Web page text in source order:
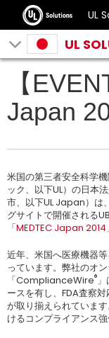
UL
UL
【
Japan
米国の第三者安全科学
ック、以下UL）の日本
市、以下UL Japan）は
グサイトで開催される
「MEDTEC Japan 2014
近年、米国へ医療機器
っています。弊社のオ
「ComplianceWire®」
ースを有し、FDA査察
が取り揃えられていま
けるコンプライアンス強